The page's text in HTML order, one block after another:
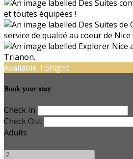
Available Tonight
Book your stay
Check In
Check Out
Adults
-